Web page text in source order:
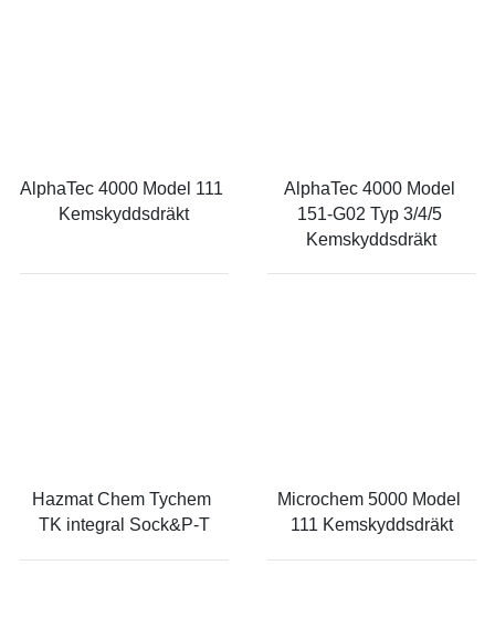
AlphaTec 4000 Model 111
Kemskyddsdräkt
AlphaTec 4000 Model
151-G02 Typ 3/4/5
Kemskyddsdräkt
Hazmat Chem Tychem
TK integral Sock&P-T
Microchem 5000 Model
111 Kemskyddsdräkt